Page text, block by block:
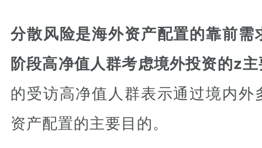
分散风险是海外资产配置的靠前需
阶段高净值人群考虑境外投资的z
的受访高净值人群表示通过境内
资产配置的主要目的。